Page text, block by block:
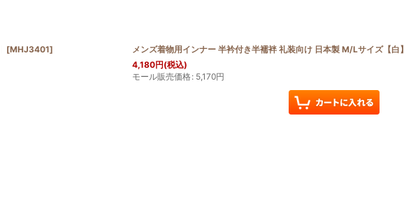
[MHJ3401]
メンズ着物用インナー 半衿付き半襦袢 礼装向け 日本製 M/Lサイズ【白】
4,180円(税込)
モール販売価格: 5,170円